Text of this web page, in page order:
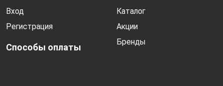
Вход
Регистрация
Способы оплаты
Каталог
Акции
Бренды